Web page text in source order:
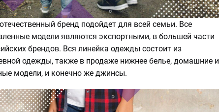
бренд подойдет для всей семьи. Все
модели являются экспортными, в большей части
брендов. Вся линейка одежды состоит из
одежды, также в продаже нижнее белье, домашние и
модели, и конечно же джинсы.